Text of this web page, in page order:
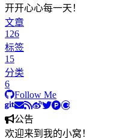
开开心心每一天！
文章
126
标签
15
分类
6
Follow Me
公告
欢迎来到我的小窝！